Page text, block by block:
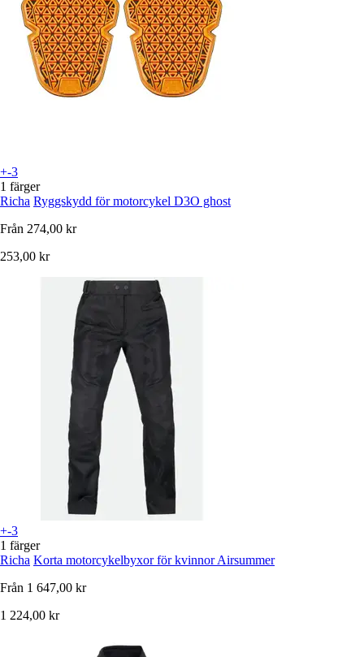
+-3
1 färger
Richa Ryggskydd för motorcykel D3O ghost
Från 274,00 kr
253,00 kr
+-3
1 färger
Richa Korta motorcykelbyxor för kvinnor Airsummer
Från 1 647,00 kr
1 224,00 kr